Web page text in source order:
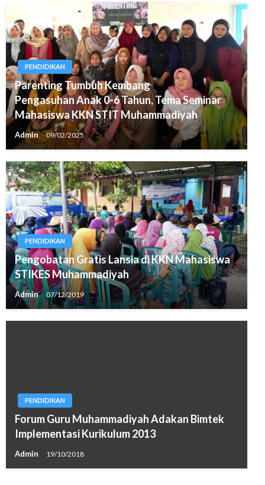
PENDIDIKAN
Parenting Tumbuh Kembang
Pengasuhan Anak 0-6 Tahun, Tema Seminar
Mahasiswa KKN STIT Muhammadiyah
Admin 09/02/2025
PENDIDIKAN
Pengobatan Gratis Lansia di KKN Mahasiswa
STIKES Muhammadiyah
Admin 07/12/2019
PENDIDIKAN
Forum Guru Muhammadiyah Adakan Bimtek
Implementasi Kurikulum 2013
Admin 19/10/2018